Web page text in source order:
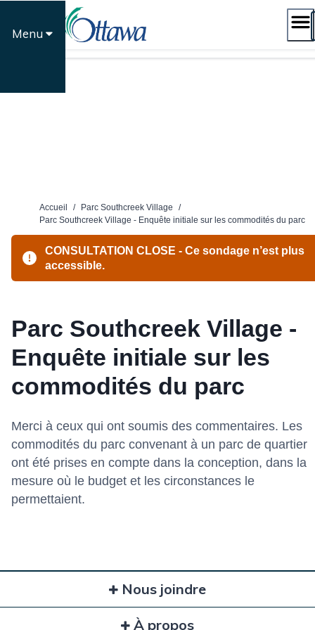
contenu
Menu
Accueil / Parc Southcreek Village
/
Parc Southcreek Village - Enquête initiale sur les commodités du parc
CONSULTATION CLOSE - Ce sondage n’est plus
accessible.
Parc Southcreek Village -
Enquête initiale sur les
commodités du parc
Merci à ceux qui ont soumis des commentaires. Les
commodités du parc convenant à un parc de quartier
ont été prises en compte dans la conception, dans la
mesure où le budget et les circonstances le
permettaient.
Nous joindre
À propos